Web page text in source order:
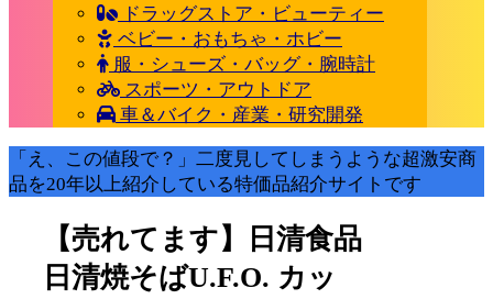
ドラッグストア・ビューティー
ベビー・おもちゃ・ホビー
服・シューズ・バッグ・腕時計
スポーツ・アウトドア
車＆バイク・産業・研究開発
「え、この値段で？」二度見してしまうような超激安商
品を20年以上紹介している特価品紹介サイトです
【売れてます】日清食品
日清焼そばU.F.O. カッ